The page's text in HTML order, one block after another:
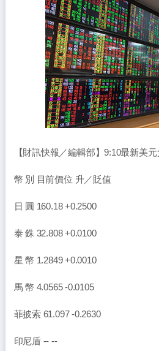
【財訊快報／編輯部】9:10最新美
幣 別 目前價位 升／貶值
日 圓 160.18 +0.2500
泰 銖 32.808 +0.0100
星 幣 1.2849 +0.0010
馬 幣 4.0565 -0.0105
菲披索 61.097 -0.2630
印尼盾 -- --